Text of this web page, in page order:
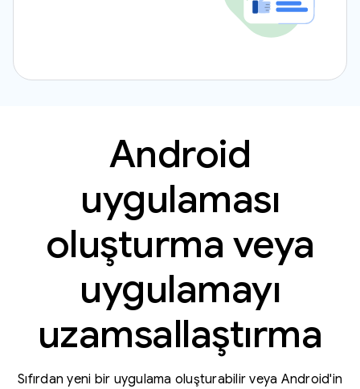
Android
uygulaması
oluşturma veya
uygulamayı
uzamsallaştırma
Sıfırdan yeni bir uygulama oluşturabilir veya Android'in